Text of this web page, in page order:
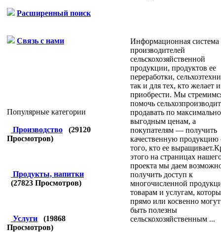
Расширенный поиск
Связь с нами
Популярные категории
Производство (29120
Просмотров)
Продукты, напитки
(27823 Просмотров)
Услуги (19868
Просмотров)
Информационная система
производителей
сельскохозяйственной
продукции, продуктов ее
переработки,
так и для тех, кто желает
приобрести. Мы
помочь
продавать по максимально
выгодным ценам, а
покупателям — получить
качественную продукцию
того, кто ее
этого на страницах
проекта мы даем
получить доступ к
многочисленной
товарам и услугам,
прямо или косвенно могут
быть полезны
сельскохозяйственным ...